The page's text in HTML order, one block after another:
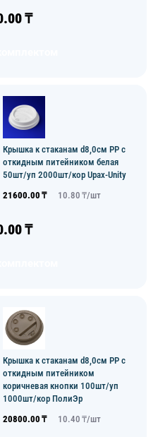
₸
Крышка к стаканам d8,0см PP с
откидным питейником белая
50шт/уп 2000шт/кор Upax-Unity
21600.00 ₸ 10.80 ₸/шт
₸
Крышка к стаканам d8,0см PP с
откидным питейником
коричневая кнопки 100шт/уп
1000шт/кор ПолиЭр
20800.00 ₸ 10.40 ₸/шт